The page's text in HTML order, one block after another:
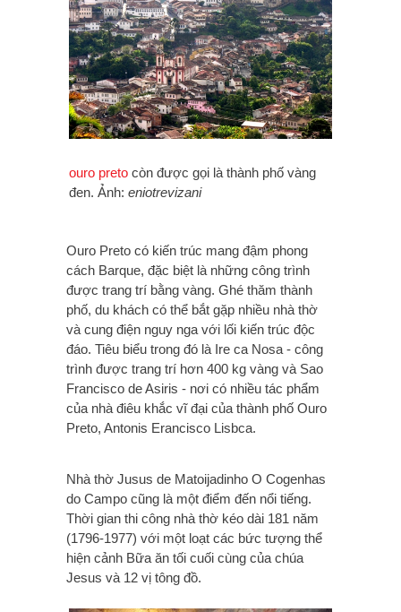
ouro preto còn được gọi là thành phố vàng
đen. Ảnh: eniotrevizani
Ouro Preto có kiến trúc mang đậm phong
cách Barque, đặc biệt là những công trình
được trang trí bằng vàng. Ghé thăm thành
phố, du khách có thể bắt gặp nhiều nhà thờ
và cung điện nguy nga với lối kiến trúc độc
đáo. Tiêu biểu trong đó là Ire ca Nosa - công
trình được trang trí hơn 400 kg vàng và Sao
Francisco de Asiris - nơi có nhiều tác phẩm
của nhà điêu khắc vĩ đại của thành phố Ouro
Preto, Antonis Erancisco Lisbca.
Nhà thờ Jusus de Matoijadinho O Cogenhas
do Campo cũng là một điểm đến nổi tiếng.
Thời gian thi công nhà thờ kéo dài 181 năm
(1796-1977) với một loạt các bức tượng thể
hiện cảnh Bữa ăn tối cuối cùng của chúa
Jesus và 12 vị tông đồ.